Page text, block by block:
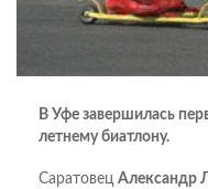
В Уфе завершилась
летнему биатлону.
Саратовец Александр